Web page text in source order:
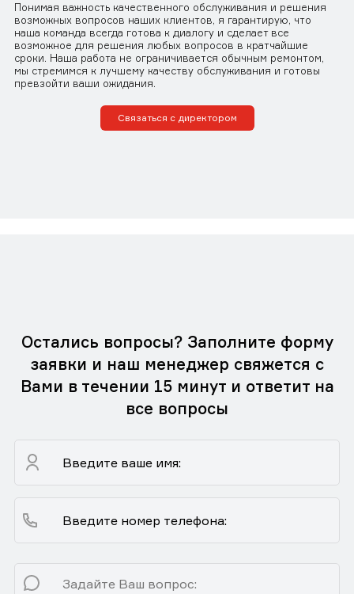
Понимая важность качественного обслуживания и решения
возможных вопросов наших клиентов, я гарантирую, что
наша команда всегда готова к диалогу и сделает все
возможное для решения любых вопросов в кратчайшие
сроки. Наша работа не ограничивается обычным ремонтом,
мы стремимся к лучшему качеству обслуживания и готовы
превзойти ваши ожидания.
Связаться с директором
Остались вопросы? Заполните форму
заявки и наш менеджер свяжется с
Вами в течении 15 минут и ответит на
все вопросы